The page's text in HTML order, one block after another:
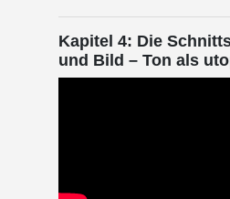
Kapitel 4: Die
und Bild – Ton als